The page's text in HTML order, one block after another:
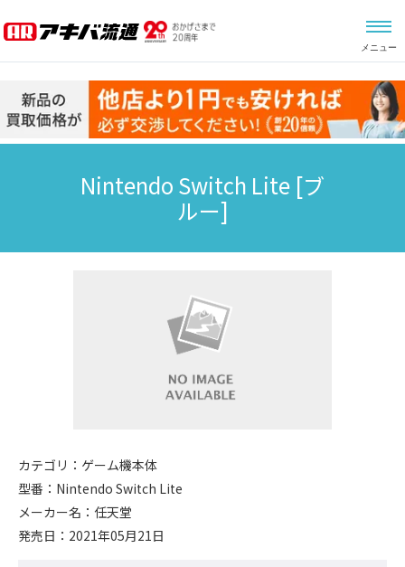
メニュー
Nintendo Switch Lite [ブ
ルー]
カテゴリ： ゲーム機本体
型番： Nintendo Switch Lite
メーカー名： 任天堂
発売日： 2021年05月21日